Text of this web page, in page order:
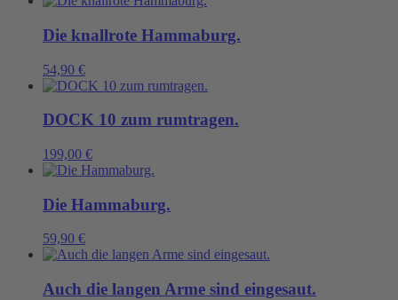
Die knallrote Hammaburg.
54,90 €
DOCK 10 zum rumtragen.
199,00 €
Die Hammaburg.
59,90 €
Auch die langen Arme sind eingesaut.